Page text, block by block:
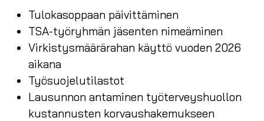
Tulokasoppaan päivittäminen
TSA-työryhmän jäsenten nimeäminen
Virkistysmäärärahan käyttö vuoden 2026
aikana
Työsuojelutilastot
Lausunnon antaminen työterveyshuollon
kustannusten korvaushakemukseen